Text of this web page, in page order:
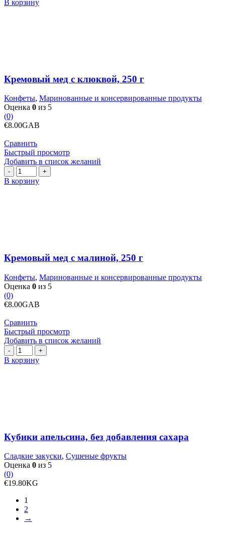
Кремовый
В корзину
Кремовый мед с клюквой, 250 г
Конфеты, Маринованные и консервированные продукты
Оценка 0 из 5
(0)
€8.00GAB
Сравнить
Быстрый просмотр
Добавить в список желаний
Количество
товара
Кремовый
В корзину
Кремовый мед с малиной, 250 г
Конфеты, Маринованные и консервированные продукты
Оценка 0 из 5
(0)
€8.00GAB
Сравнить
Быстрый просмотр
Добавить в список желаний
Количество
товара
Кубики
В корзину
Кубики апельсина, без добавления сахара
Сладкие закуски, Сушеные фрукты
Оценка 0 из 5
(0)
€19.80KG
1
2
→